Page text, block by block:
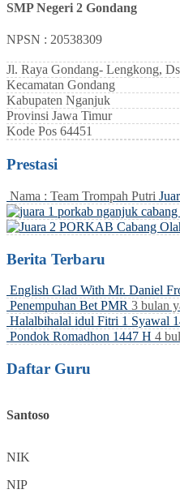
SMP Negeri 2 Gondang
NPSN : 20538309
Jl. Raya Gondang- Lengkong,
Kecamatan Gondang
Kabupaten Nganjuk
Provinsi Jawa Timur
Kode Pos 64451
Prestasi
Nama : Team Trompah Putri
Berita Terbaru
English Glad With Mr. Daniel
Penempuhan Bet PMR 3 bulan
Halalbihalal idul Fitri 1 Syawal
Pondok Romadhon 1447 H 4
Daftar Guru
Santoso
NIK
NIP